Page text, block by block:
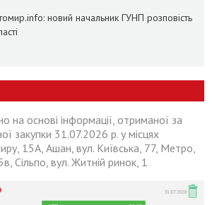
новий начальник ГУНП розповість
на основі інформації, отриманої за
закупки 31.07.2026 р. у місцях
15А, Ашан, вул. Київська, 77, Метро,
Сільпо, вул. Житній ринок, 1